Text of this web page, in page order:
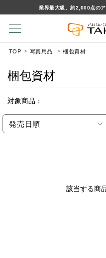
業界最大級、約2,000点のア
TOP 写真用品 梱包資材
梱包資材
対象商品：
発売日順
該当する商